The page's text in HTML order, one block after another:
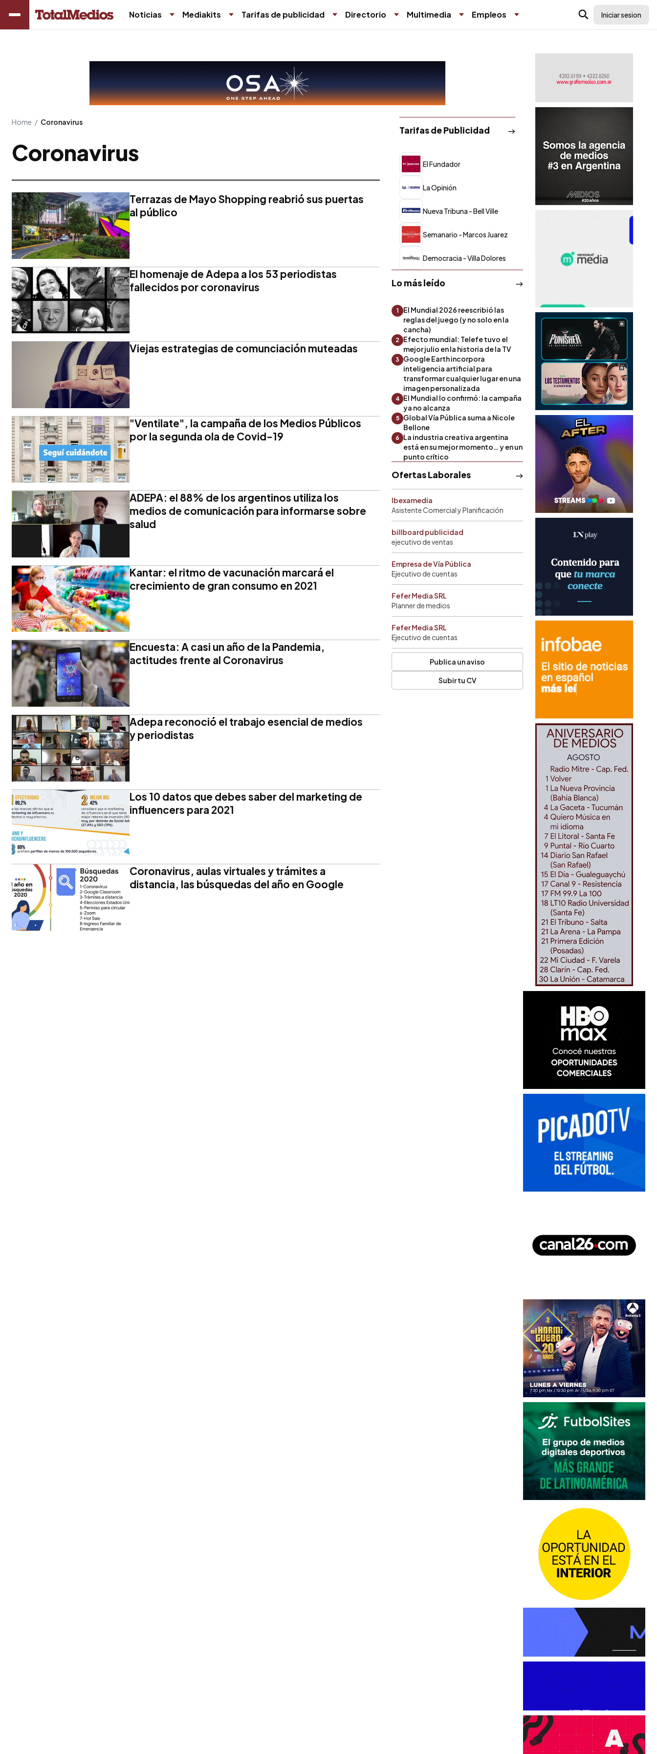
Noticias Mediakits Tarifas de publicidad Directorio Multimedia Empleos Iniciar sesion
Home / Coronavirus
Coronavirus
Terrazas de Mayo Shopping reabrió sus puertas
al público
El homenaje de Adepa a los 53 periodistas
fallecidos por coronavirus
Viejas estrategias de comunciación muteadas
"Ventilate", la campaña de los Medios Públicos
por la segunda ola de Covid-19
ADEPA: el 88% de los argentinos utiliza los
medios de comunicación para informarse sobre
salud
Kantar: el ritmo de vacunación marcará el
crecimiento de gran consumo en 2021
Encuesta: A casi un año de la Pandemia,
actitudes frente al Coronavirus
Adepa reconoció el trabajo esencial de medios
y periodistas
Los 10 datos que debes saber del marketing de
influencers para 2021
Coronavirus, aulas virtuales y trámites a
distancia, las búsquedas del año en Google
Tarifas de Publicidad
El Fundador
La Opinión
Nueva Tribuna - Bell Ville
Semanario - Marcos Juarez
Democracia - Villa Dolores
Lo más leído
1
El Mundial 2026 reescribió las
reglas del juego (y no solo en la
cancha)
2
Efecto mundial: Telefe tuvo el
mejor julio en la historia de la TV
3
Google Earth incorpora
inteligencia artificial para
transformar cualquier lugar en una
imagen personalizada
4 El Mundial lo confirmó: la campaña
ya no alcanza
5
Global Vía Pública suma a Nicole
Bellone
6
La industria creativa argentina
está en su mejor momento… y en un
punto crítico
Ofertas Laborales
Ibexamedia
Asistente Comercial y Planificación
billboard publicidad
ejecutivo de ventas
Empresa de Vía Pública
Ejecutivo de cuentas
Fefer Media SRL
Planner de medios
Fefer Media SRL
Ejecutivo de cuentas
Publica un aviso
Subir tu CV